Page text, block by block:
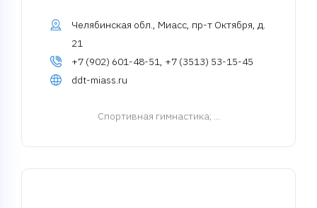
Челябинская обл., Миасс, пр-т Октября, д.
21
+7 (902) 601-48-51, +7 (3513) 53-15-45
ddt-miass.ru
Спортивная гимнастика; ...